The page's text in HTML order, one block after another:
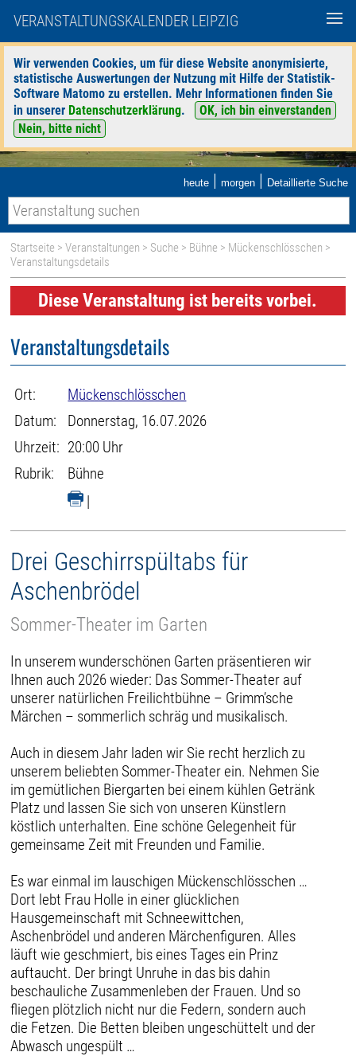
VERANSTALTUNGSKALENDER LEIPZIG
Wir verwenden Cookies, um für diese Website anonymisierte,
statistische Auswertungen der Nutzung mit Hilfe der Statistik-
Software Matomo zu erstellen. Mehr Informationen finden Sie
in unserer Datenschutzerklärung.
OK, ich bin einverstanden
Nein, bitte nicht
heute | morgen | Detaillierte Suche
Startseite >Veranstaltungen > Suche > Bühne > Mückenschlösschen >
Veranstaltungsdetails
Diese Veranstaltung ist bereits vorbei.
Veranstaltungsdetails
Ort:
Mückenschlösschen
Datum:
Donnerstag, 16.07.2026
Uhrzeit: 20:00 Uhr
Rubrik:
Bühne
|
Drei Geschirrspültabs für
Aschenbrödel
Sommer-Theater im Garten
In unserem wunderschönen Garten präsentieren wir
Ihnen auch 2026 wieder: Das Sommer-Theater auf
unserer natürlichen Freilichtbühne – Grimm’sche
Märchen – sommerlich schräg und musikalisch.
Auch in diesem Jahr laden wir Sie recht herzlich zu
unserem beliebten Sommer-Theater ein. Nehmen Sie
im gemütlichen Biergarten bei einem kühlen Getränk
Platz und lassen Sie sich von unseren Künstlern
köstlich unterhalten. Eine schöne Gelegenheit für
gemeinsame Zeit mit Freunden und Familie.
Es war einmal im lauschigen Mückenschlösschen …
Dort lebt Frau Holle in einer glücklichen
Hausgemeinschaft mit Schneewittchen,
Aschenbrödel und anderen Märchenfiguren. Alles
läuft wie geschmiert, bis eines Tages ein Prinz
auftaucht. Der bringt Unruhe in das bis dahin
beschauliche Zusammenleben der Frauen. Und so
fliegen plötzlich nicht nur die Federn, sondern auch
die Fetzen. Die Betten bleiben ungeschüttelt und der
Abwasch ungespült …